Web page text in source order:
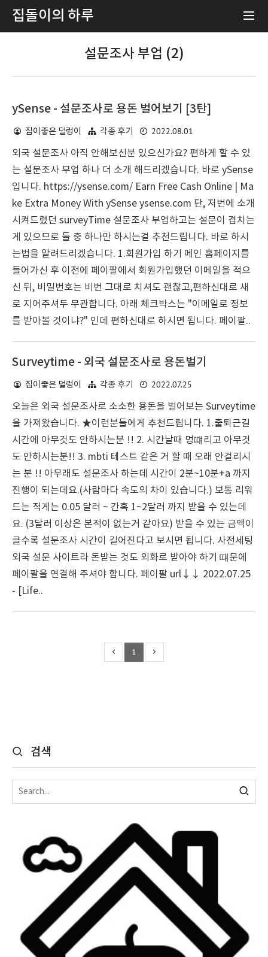
집돌이의 하루
설문조사 부업 (2)
ySense - 설문조사로 용돈 벌어보기 [3탄]
집이좋은 덜렁이 각종 후기 2022.08.01
외국 설문조사 아직 안해보신분 있으신가요? 편하게 할 수 있
는 설문조사 부업 하나 더 소개 해드리겠습니다. 바로 ySense
입니다. https://ysense.com/ Earn Free Cash Online | Ma
ke Extra Money With ySense ysense.com 단, 저번에 소개
시켜드렸던 surveyTime 설문조사 부업하고는 설문이 겹치는
게 있으므로 둘 중 하나만 하시는걸 추천드립니다. 바로 하시
는법을 알려드리겠습니다. 1.회원가입 하기 메인 홈페이지를
들어가신 후 이전에 페이팔에서 회원가입했던 이메일을 적으
신 뒤, 비밀번호는 비번 그대로 치셔도 괜찮고,편하신대로 새
로 지어주셔두 무관합니다. 아래 체크박스는 "이메일로 정보
를 받아볼 것이냐?" 인데 편하신대로 하시면 됩니다. 페이팔..
Surveytime - 외국 설문조사로 용돈벌기
집이좋은 덜렁이 각종 후기 2022.07.25
오늘은 외국 설문조사로 소소한 용돈을 벌어보는 Surveytime
을 가져왔습니다. ★이런분들에게 추천드립니다. 1.출퇴근길
시간에 아무것도 안하시는분 !! 2. 시간날때 멍떄리고 아무것
도 안하시는분!! 3. mbti 테스트 같은 거 할 때 오래 안걸리시
는 분 !! 아무래도 설문조사 하는데 시간이 2분~10분+a 까지
진행이 되는데요.(사람마다 속도의 차이 있습니다.) 보통 리워
드는 적게는 0.05 달러 ~ 간혹 1~2달러 까지 받을 수 있는데
요. (3달러 이상은 본적이 없는거 같아요) 받을 수 있는 금액이
클수록 설문조사 시간이 길어진다고 보시면 됩니다. 사전세팅
외국 설문 사이트라 돈받는 것도 외화로 받아야 하기 떄문에
페이팔을 연결해 주셔야 합니다. 페이팔 url↓↓ 2022.07.25
- [Life..
1
검색